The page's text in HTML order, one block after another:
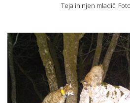
Teja in njen mladič.